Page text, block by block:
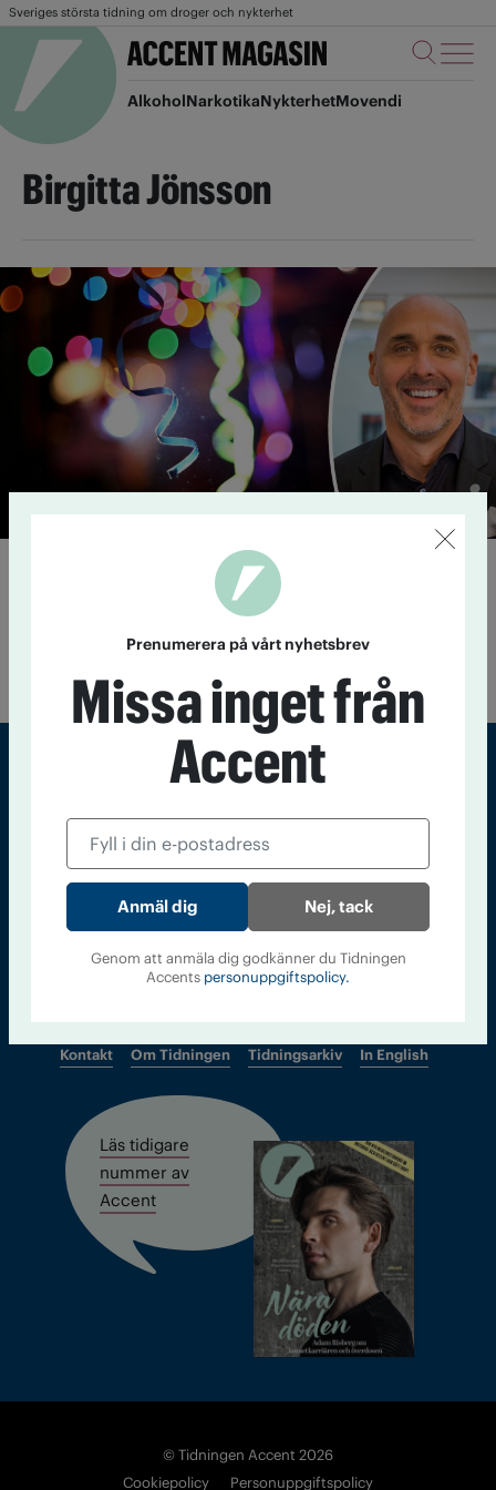
Sveriges största tidning om droger och nykterhet
AlkoholNarkotikaNykterhetMovendi
Birgitta Jönsson
Utmaningen: En vit oktober
Inför årets Sober October har IOGT-NTO:s
ordförande Johnny Mostacero utmanat sina facebookvänner:
Avstå alkohol över 0,5 volymprocent under en månad och
Tidningen Accent, A4, Bondegatan 21, 116 33 Stockholm
accent@iogt.se
Chefredaktör och ansvarig utgivare: Barbro Janson Lundkvist,
Kontakt Om Tidningen Tidningsarkiv In English
Läs tidigare
nummer av
Accent
© Tidningen Accent 2026
Cookiepolicy
Personuppgiftspolicy
Prenumerera på vårt nyhetsbrev
Missa inget från
Accent
Nej, tack
Genom att anmäla dig godkänner du Tidningen
Accents personuppgiftspolicy.